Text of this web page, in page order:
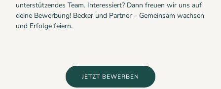
unterstützendes Team. Interessiert? Dann freuen wir uns auf
deine Bewerbung! Becker und Partner – Gemeinsam wachsen
und Erfolge feiern.
JETZT BEWERBEN